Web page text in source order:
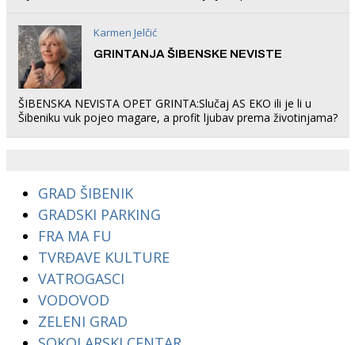
Karmen Jelčić
GRINTANJA ŠIBENSKE NEVISTE
ŠIBENSKA NEVISTA OPET GRINTA:Slučaj AS EKO ili je li u
Šibeniku vuk pojeo magare, a profit ljubav prema životinjama?
GRAD ŠIBENIK
GRADSKI PARKING
FRA MA FU
TVRĐAVE KULTURE
VATROGASCI
VODOVOD
ZELENI GRAD